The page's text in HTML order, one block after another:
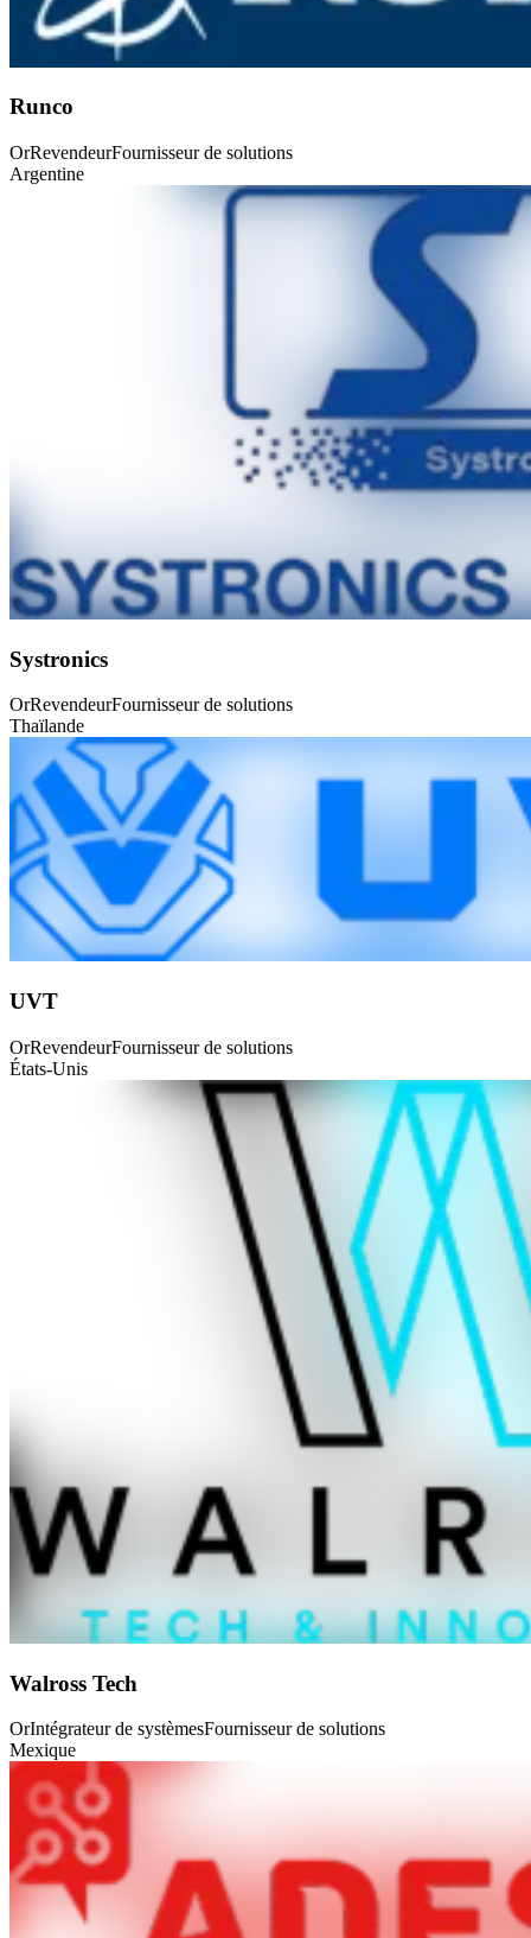
Runco
OrRevendeurFournisseur de solutions
Argentine
Systronics
OrRevendeurFournisseur de solutions
Thaïlande
UVT
OrRevendeurFournisseur de solutions
États-Unis
Walross Tech
OrIntégrateur de systèmesFournisseur de solutions
Mexique